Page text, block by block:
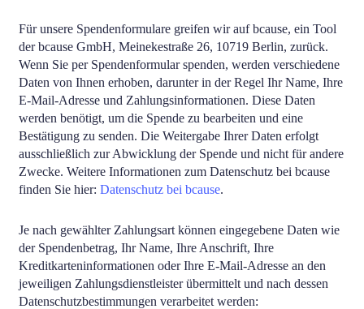
Für unsere Spendenformulare greifen wir auf bcause, ein Tool
der bcause GmbH, Meinekestraße 26, 10719 Berlin, zurück.
Wenn Sie per Spendenformular spenden, werden verschiedene
Daten von Ihnen erhoben, darunter in der Regel Ihr Name, Ihre
E-Mail-Adresse und Zahlungsinformationen. Diese Daten
werden benötigt, um die Spende zu bearbeiten und eine
Bestätigung zu senden. Die Weitergabe Ihrer Daten erfolgt
ausschließlich zur Abwicklung der Spende und nicht für andere
Zwecke. Weitere Informationen zum Datenschutz bei bcause
finden Sie hier: Datenschutz bei bcause.
Je nach gewählter Zahlungsart können eingegebene Daten wie
der Spendenbetrag, Ihr Name, Ihre Anschrift, Ihre
Kreditkarteninformationen oder Ihre E-Mail-Adresse an den
jeweiligen Zahlungsdienstleister übermittelt und nach dessen
Datenschutzbestimmungen verarbeitet werden: